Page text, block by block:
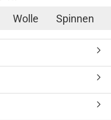
Wolle Spinnen